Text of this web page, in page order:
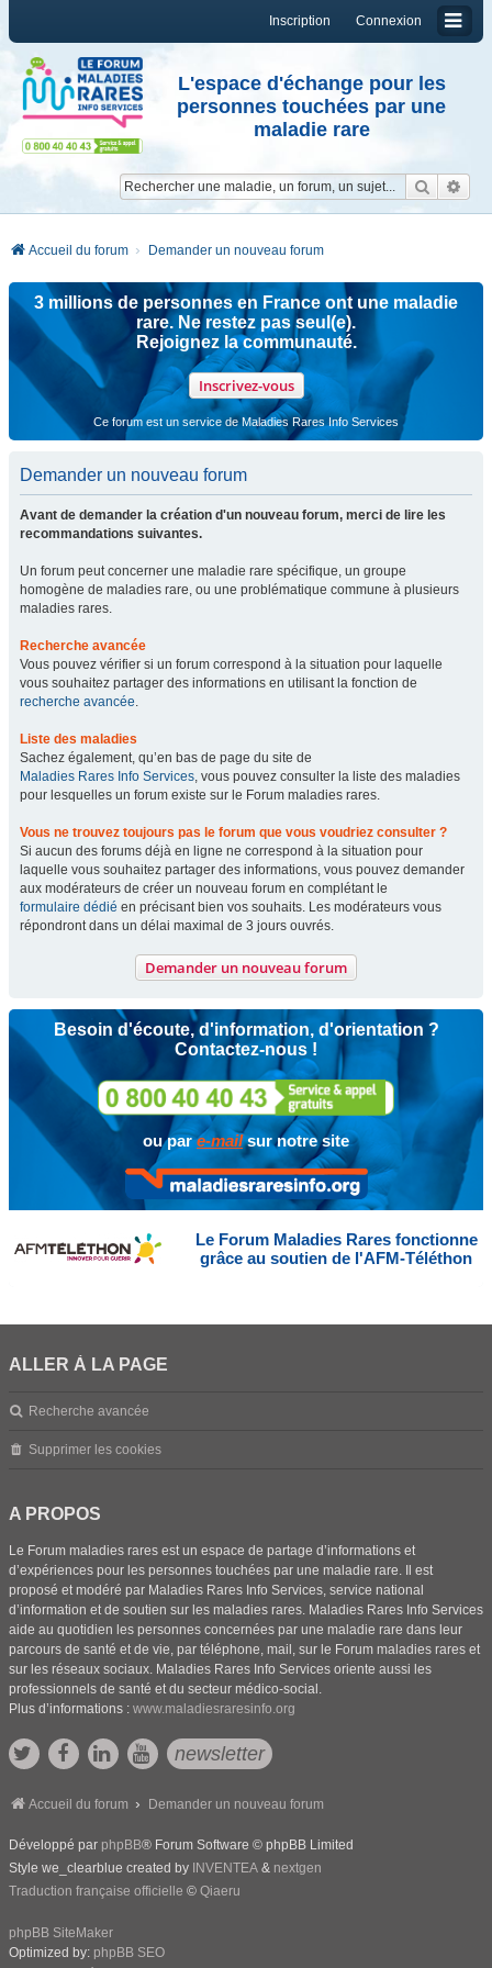
Connexion
Inscription
L'espace d'échange pour les
personnes touchées par une
maladie rare
Accueil du forum Demander un nouveau forum
3 millions de personnes en France ont une maladie
rare. Ne restez pas seul(e).
Rejoignez la communauté.
Inscrivez-vous
Ce forum est un service de Maladies Rares Info Services
Demander un nouveau forum
Avant de demander la création d'un nouveau forum, merci de lire les
recommandations suivantes.
Un forum peut concerner une maladie rare spécifique, un groupe
homogène de maladies rare, ou une problématique commune à plusieurs
maladies rares.
Recherche avancée
Vous pouvez vérifier si un forum correspond à la situation pour laquelle
vous souhaitez partager des informations en utilisant la fonction de
recherche avancée.
Liste des maladies
Sachez également, qu’en bas de page du site de
Maladies Rares Info Services, vous pouvez consulter la liste des maladies
pour lesquelles un forum existe sur le Forum maladies rares.
Vous ne trouvez toujours pas le forum que vous voudriez consulter ?
Si aucun des forums déjà en ligne ne correspond à la situation pour
laquelle vous souhaitez partager des informations, vous pouvez demander
aux modérateurs de créer un nouveau forum en complétant le
formulaire dédié en précisant bien vos souhaits. Les modérateurs vous
répondront dans un délai maximal de 3 jours ouvrés.
Demander un nouveau forum
Besoin d'écoute, d'information, d'orientation ?
Contactez-nous !
ou pare-mailsur notre site
Le Forum Maladies Rares fonctionne
grâce au soutien de l'AFM-Téléthon
ALLER À LA PAGE
Recherche avancée
Supprimer les cookies
A PROPOS
Le Forum maladies rares est un espace de partage d’informations et
d’expériences pour les personnes touchées par une maladie rare. Il est
proposé et modéré par Maladies Rares Info Services, service national
d’information et de soutien sur les maladies rares. Maladies Rares Info Services
aide au quotidien les personnes concernées par une maladie rare dans leur
parcours de santé et de vie, par téléphone, mail, sur le Forum maladies rares et
sur les réseaux sociaux. Maladies Rares Info Services oriente aussi les
professionnels de santé et du secteur médico-social.
Plus d’informations : www.maladiesraresinfo.org
newsletter
Accueil du forum Demander un nouveau forum
Développé par phpBB® Forum Software © phpBB Limited
Style we_clearblue created by INVENTEA & nextgen
Traduction française officielle © Qiaeru
phpBB SiteMaker
Optimized by: phpBB SEO